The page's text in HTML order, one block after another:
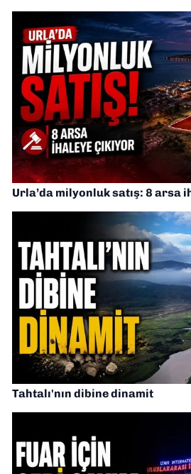
Urla’da milyonluk satış: 8 arsa
Tahtalı'nın dibine dinamit